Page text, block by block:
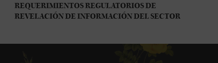
REQUERIMIENTOS REGULATORIOS DE
REVELACIÓN DE INFORMACIÓN DEL SECTOR